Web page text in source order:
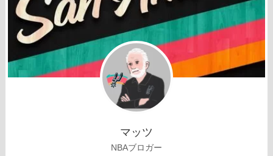
マッツ
NBAブロガー